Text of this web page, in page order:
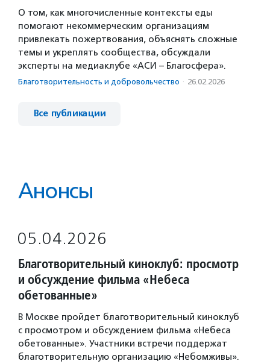
О том, как многочисленные контексты еды
помогают некоммерческим организациям
привлекать пожертвования, объяснять сложные
темы и укреплять сообщества, обсуждали
эксперты на медиаклубе «АСИ – Благосфера».
Благотвори­тель­ность и доброволь­чест­во · 26.02.2026
Все публикации
Анонсы
05.04.2026
Благотворительный киноклуб: просмотр
и обсуждение фильма «Небеса
обетованные»
В Москве пройдет благотворительный киноклуб
с просмотром и обсуждением фильма «Небеса
обетованные». Участники встречи поддержат
благотворительную организацию «Небомживы».